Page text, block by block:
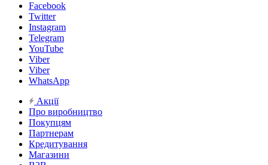
Facebook
Twitter
Instagram
Telegram
YouTube
Viber
Viber
WhatsApp
Акції
Про виробництво
Покупцям
Партнерам
Кредитування
Магазини